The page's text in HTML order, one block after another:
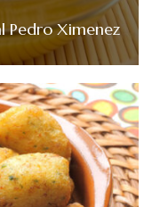
Pedro Ximenez